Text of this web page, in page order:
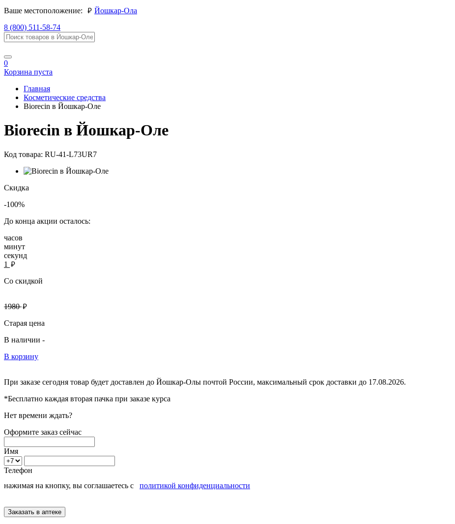
Ваше местоположение:
руб. Йошкар-Ола
8 (800) 511-58-74
0
Корзина пуста
Главная
Косметические средства
Biorecin в Йошкар-Оле
Biorecin в Йошкар-Оле
Код товара: RU-41-L73UR7
Скидка
-100%
До конца акции осталось:
часов
минут
секунд
1 руб.
Со скидкой
1980руб.
Старая цена
В наличии -
В корзину
При заказе сегодня товар будет доставлен до Йошкар-Олы почтой России, максимальный срок доставки до 17.08.2026.
*Бесплатно каждая вторая пачка при заказе курса
Нет времени ждать?
Оформите заказ сейчас
Имя
Телефон
нажимая на кнопку, вы соглашаетесь с политикой конфиденциальности